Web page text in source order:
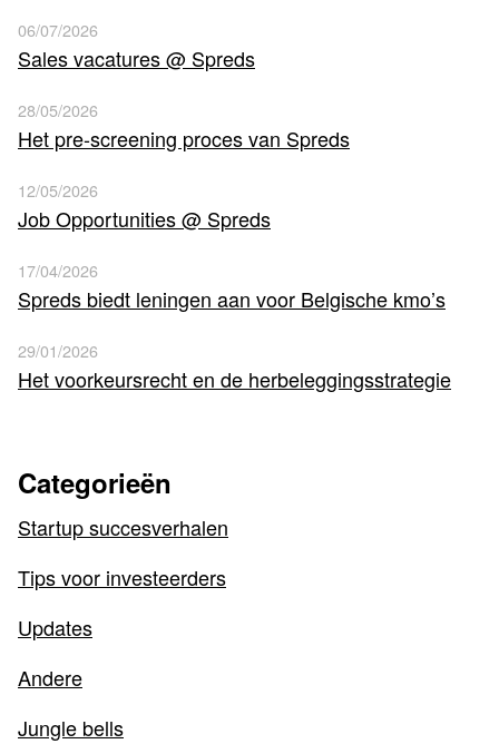
06/07/2026
Sales vacatures @ Spreds
28/05/2026
Het pre-screening proces van Spreds
12/05/2026
Job Opportunities @ Spreds
17/04/2026
Spreds biedt leningen aan voor Belgische kmo’s
29/01/2026
Het voorkeursrecht en de herbeleggingsstrategie
Categorieën
Startup succesverhalen
Tips voor investeerders
Updates
Andere
Jungle bells